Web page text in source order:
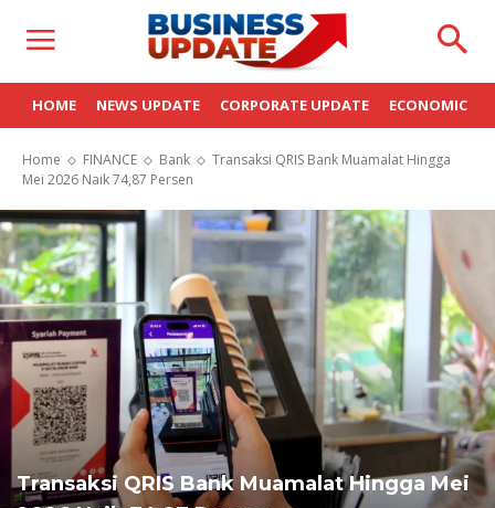
HOME NEWS UPDATE CORPORATE UPDATE ECONOMIC
Home FINANCE Bank
Transaksi QRIS Bank Muamalat Hingga
Mei 2026 Naik 74,87 Persen
Transaksi QRIS Bank Muamalat Hingga Mei